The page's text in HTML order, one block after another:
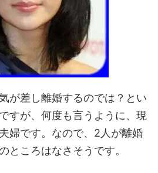
が差し離婚するのでは？とい
すが、何度も言うように、現
婦です。なので、2人が離婚
ところはなさそうです。